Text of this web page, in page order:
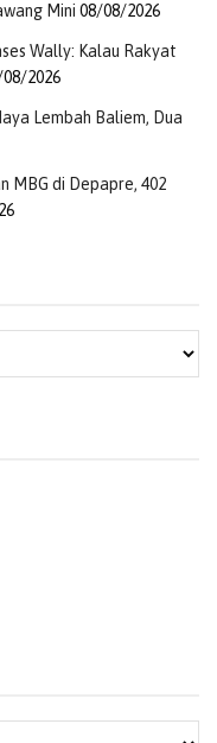
Mini 08/08/2026
Wally: Kalau Rakyat
2026
Lembah Baliem, Dua
MBG di Depapre, 402